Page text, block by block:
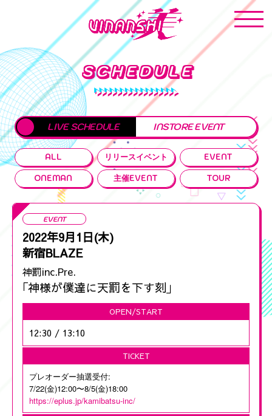
SCHEDULE
LIVE SCHEDULE INSTORE EVENT
ALL リリースイベント EVENT
ONEMAN 主催EVENT TOUR
EVENT
2022年9月1日(木)
新宿BLAZE
神罰inc.Pre.
｢神様が僕達に天罰を下す刻｣
OPEN/START
12:30 / 13:10
TICKET
プレオーダー抽選受付:
7/22(金)12:00〜8/5(金)18:00
https://eplus.jp/kamibatsu-inc/